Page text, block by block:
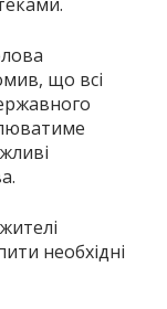
що всі
необхідні